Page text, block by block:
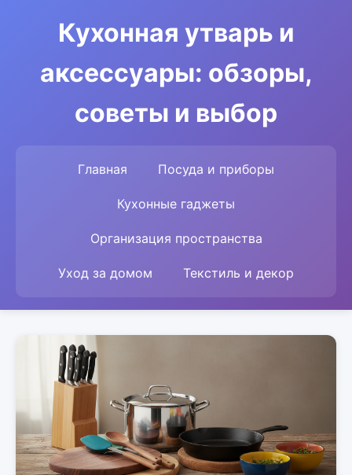
Кухонная утварь и
аксессуары: обзоры,
советы и выбор
Главная Посуда и приборы
Кухонные гаджеты
Организация пространства
Уход за домом Текстиль и декор